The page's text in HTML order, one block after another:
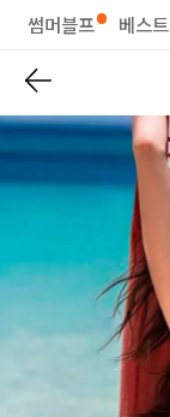
썸머블프 베스트